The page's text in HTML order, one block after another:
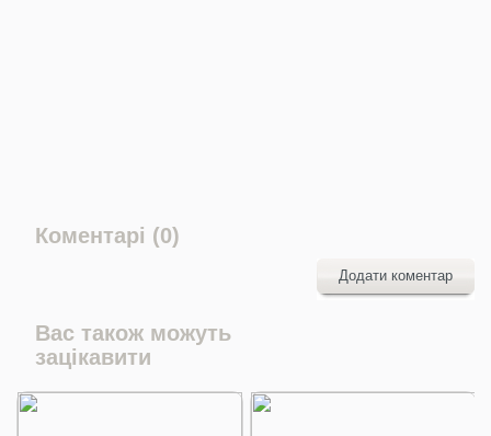
Коментарі (0)
Додати коментар
Вас також можуть
зацікавити